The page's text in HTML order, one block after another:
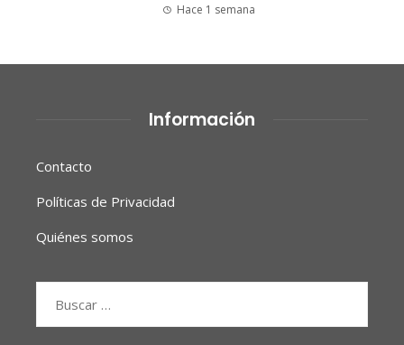
Hace 1 semana
Información
Contacto
Políticas de Privacidad
Quiénes somos